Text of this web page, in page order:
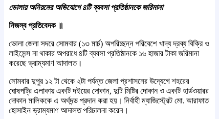
ভোলায় অনিয়মের অভিযোগে ৪টি ব্যবসা প্রতিষ্ঠানকে জরিমানা
নিজস্ব প্রতিবেদক ॥
ভোলা জেলা সদরে সোমবার (১৩ মার্চ) অপরিচ্ছন্ন পরিবেশে খাদ্য দ্রব্য বিক্রি ও
লাইসেন্স না থাকার অপরাধে ৪টি ব্যবসা প্রতিষ্ঠানকে ১৬ হাজার টাকা জরিমানা
করেছে ভ্রাম্যমাণ আদালত।
সোমবার দুপুর ১২ টা থেকে ২টা পর্যন্ত জেলা প্রশাসনের উদ্যেগে শহরের
ঘোষপট্রি এলাকায় একটি দইয়ের দোকান, দুটি মিষ্টির দোকান ও একটি হার্ডওয়ারর
দোকান মালিককে এ অর্থদন্ড প্রদান করা হয়। নির্বাহী ম্যাজিস্ট্রেট মো. আরাফাত
হোসাইন ভ্রাম্যমাণ আদালত পরিচালনা করেন।